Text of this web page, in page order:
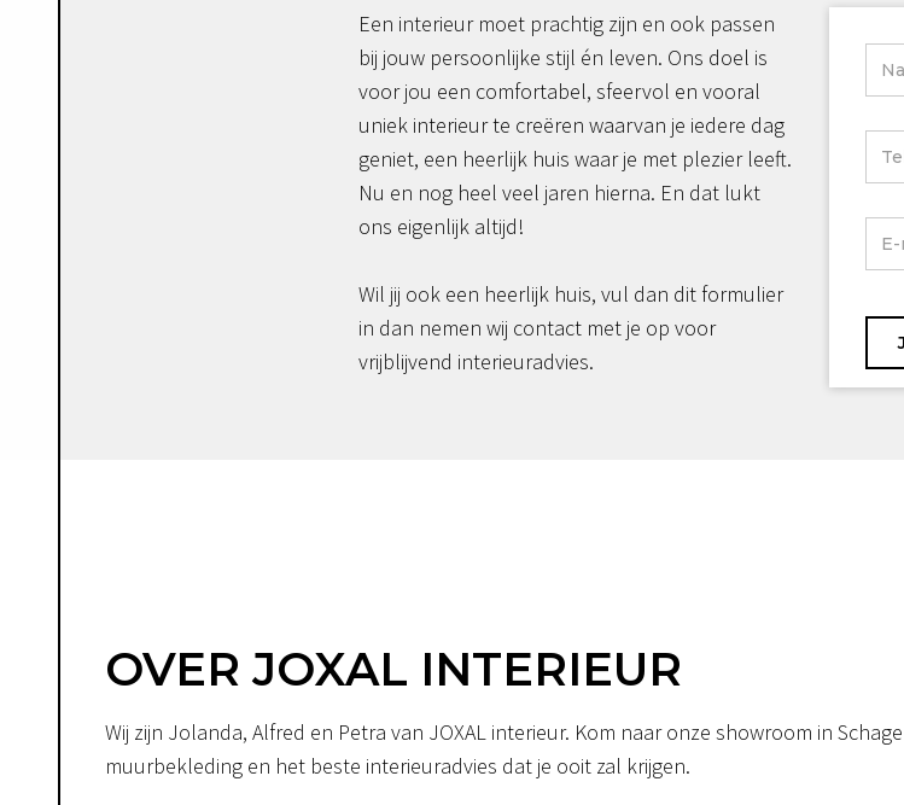
Een interieur moet prachtig zijn en ook passen
bij jouw persoonlijke stijl én leven. Ons doel is
voor jou een comfortabel, sfeervol en vooral
uniek interieur te creëren waarvan je iedere dag
geniet, een heerlijk huis waar je met plezier leeft.
Nu en nog heel veel jaren hierna. En dat lukt
ons eigenlijk altijd!
Wil jij ook een heerlijk huis, vul dan dit formulier
in dan nemen wij contact met je op voor
vrijblijvend interieuradvies.
OVER JOXAL INTERIEUR
Wij zijn Jolanda, Alfred en Petra van JOXAL interieur. Kom naar onze showroom in
muurbekleding en het beste interieuradvies dat je ooit zal krijgen.